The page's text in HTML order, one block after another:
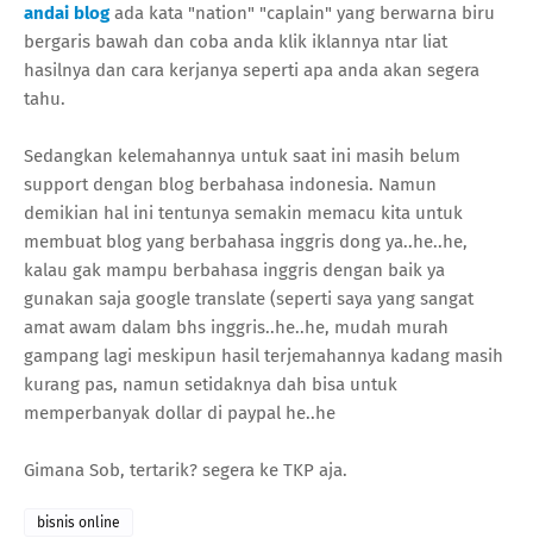
andai blogada kata "nation" "caplain" yang berwarna biru
bergaris bawah dan coba anda klik iklannya ntar liat
hasilnya dan cara kerjanya seperti apa anda akan segera
tahu.
Sedangkan kelemahannya untuk saat ini masih belum
support dengan blog berbahasa indonesia. Namun
demikian hal ini tentunya semakin memacu kita untuk
membuat blog yang berbahasa inggris dong ya..he..he,
kalau gak mampu berbahasa inggris dengan baik ya
gunakan saja google translate (seperti saya yang sangat
amat awam dalam bhs inggris..he..he, mudah murah
gampang lagi meskipun hasil terjemahannya kadang masih
kurang pas, namun setidaknya dah bisa untuk
memperbanyak dollar di paypal he..he
Gimana Sob, tertarik? segera ke TKP aja.
bisnis online